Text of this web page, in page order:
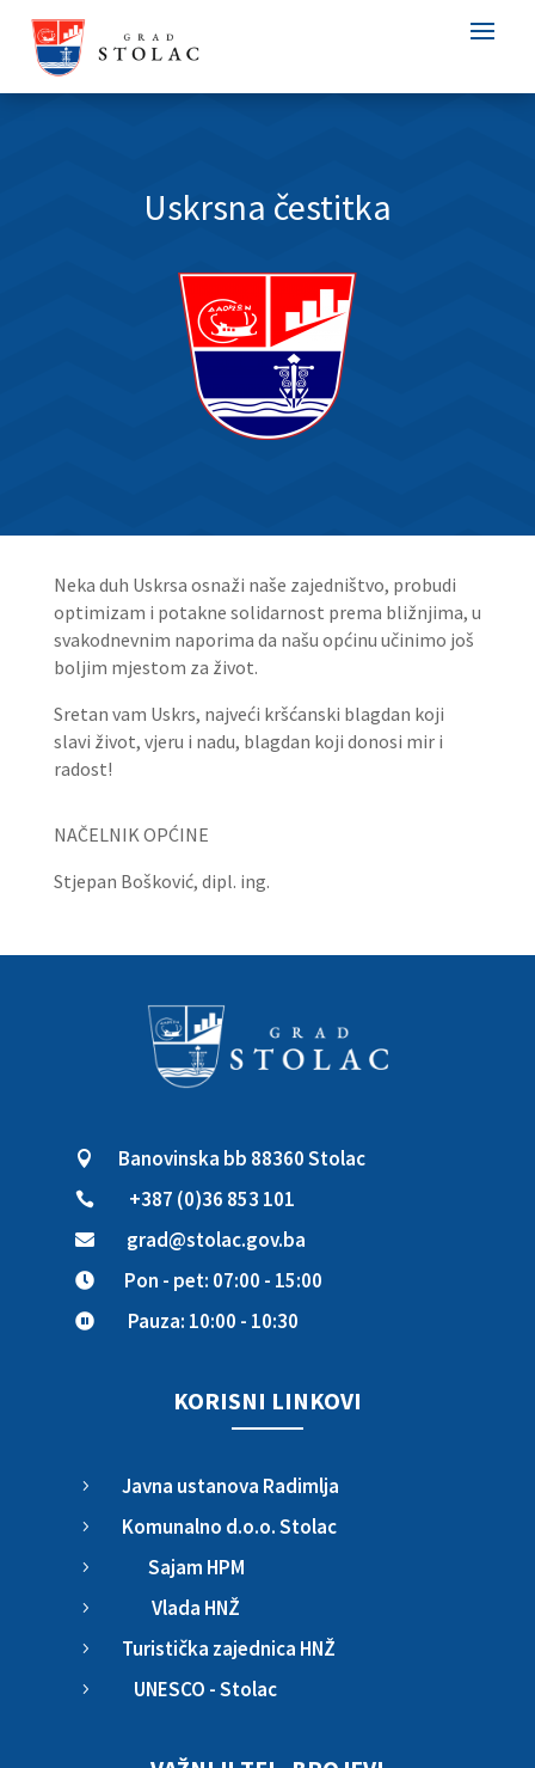
Uskrsna čestitka
Neka duh Uskrsa osnaži naše zajedništvo, probudi
optimizam i potakne solidarnost prema bližnjima, u
svakodnevnim naporima da našu općinu učinimo još
boljim mjestom za život.
Sretan vam Uskrs, najveći kršćanski blagdan koji
slavi život, vjeru i nadu, blagdan koji donosi mir i
radost!
NAČELNIK OPĆINE
Stjepan Bošković, dipl. ing.
 Banovinska bb 88360 Stolac
 +387 (0)36 853 101
 grad@stolac.gov.ba
 Pon - pet: 07:00 - 15:00
 Pauza: 10:00 - 10:30
KORISNI LINKOVI
5 Javna ustanova Radimlja
5 Komunalno d.o.o. Stolac
5 Sajam HPM
5 Vlada HNŽ
5 Turistička zajednica HNŽ
5 UNESCO - Stolac